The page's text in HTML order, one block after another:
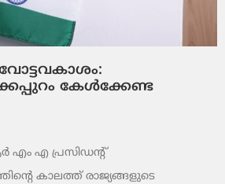
കേൾക്കേണ്ട
എ പ്രസിഡന്റ്
കാലത്ത് രാജ്യങ്ങളുടെ